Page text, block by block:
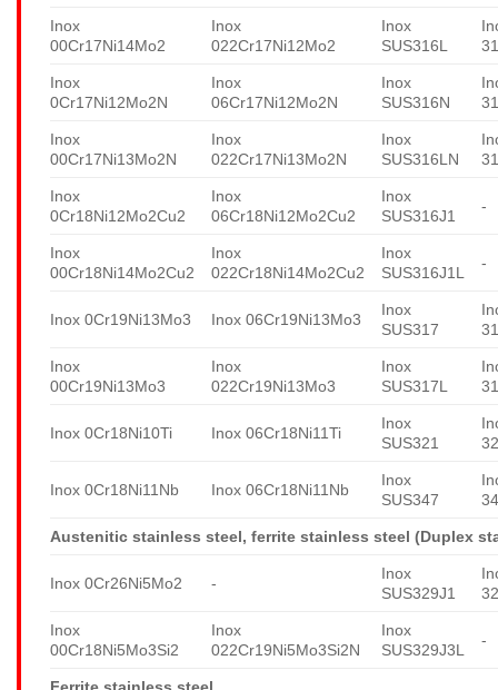
Inox
00Cr17Ni14Mo2
Inox
022Cr17Ni12Mo2
Inox
SUS316L
Inox
0Cr17Ni12Mo2N
Inox
06Cr17Ni12Mo2N
Inox
SUS316N
Inox
00Cr17Ni13Mo2N
Inox
022Cr17Ni13Mo2N
Inox
SUS316LN
Inox
0Cr18Ni12Mo2Cu2
Inox
06Cr18Ni12Mo2Cu2
Inox
SUS316J1
-
Inox
00Cr18Ni14Mo2Cu2
Inox
022Cr18Ni14Mo2Cu2
Inox
SUS316J1L
-
Inox 0Cr19Ni13Mo3 Inox 06Cr19Ni13Mo3
Inox
SUS317
Inox
00Cr19Ni13Mo3
Inox
022Cr19Ni13Mo3
Inox
SUS317L
Inox 0Cr18Ni10Ti Inox 06Cr18Ni11Ti
Inox
SUS321
Inox 0Cr18Ni11Nb Inox 06Cr18Ni11Nb
Inox
SUS347
Austenitic stainless steel, ferrite stainless steel (Duplex
Inox 0Cr26Ni5Mo2 -
Inox
SUS329J1
Inox
00Cr18Ni5Mo3Si2
Inox
022Cr19Ni5Mo3Si2N
Inox
SUS329J3L
-